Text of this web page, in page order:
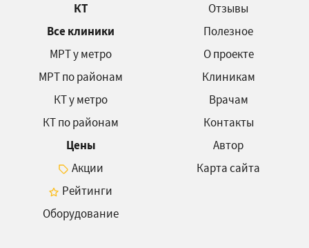
КТ
Все клиники
МРТ у метро
МРТ по районам
КТ у метро
КТ по районам
Цены
Акции
Рейтинги
Оборудование
Отзывы
Полезное
О проекте
Клиникам
Врачам
Контакты
Автор
Карта сайта